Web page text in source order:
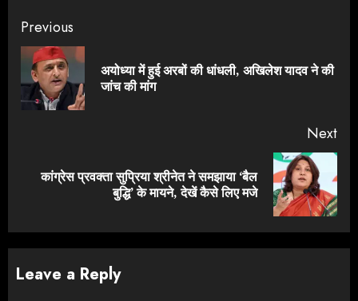
Continue
Reading
Previous
अयोध्या में हुई अरबों की धांधली, अखिलेश यादव ने की
जांच की मांग
Next
Nextकांग्रेस प्रवक्ता सुप्रिया श्रीनेत ने समझाया ‘बैल
बुद्धि’ के मायने, देखें कैसे लिए मजे
Leave a Reply